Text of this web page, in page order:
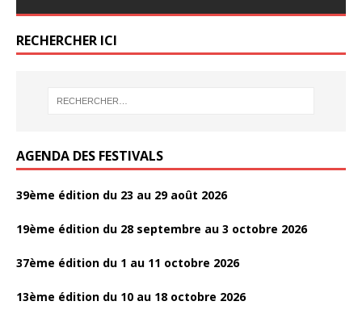
e
b
o
itt
er
ta
RECHERCHER ICI
AGENDA DES FESTIVALS
39ème édition du 23 au 29 août 2026
19ème édition du 28 septembre au 3 octobre 2026
37ème édition du 1 au 11 octobre 2026
13ème édition du 10 au 18 octobre 2026